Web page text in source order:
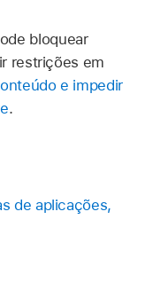
bloquear
restrições em
e impedir
.
de aplicações,